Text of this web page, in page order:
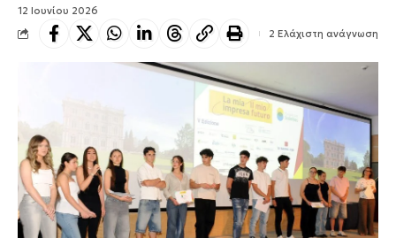
12 Ιουνίου 2026
2 Ελάχιστη ανάγνωση